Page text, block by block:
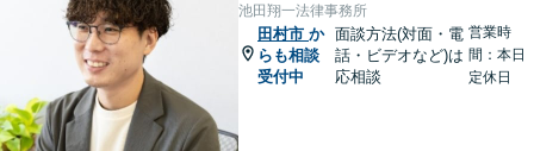
池田翔一法律事務所
田村市 か
らも相談
受付中
面談方法(対面・電
話・ビデオなど)は
応相談
営業時
間：本日
定休日